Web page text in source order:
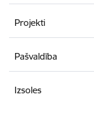
Projekti
Pašvaldība
Izsoles